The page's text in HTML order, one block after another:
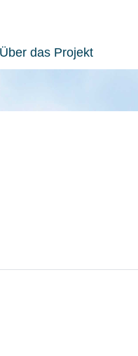
Über das Projekt